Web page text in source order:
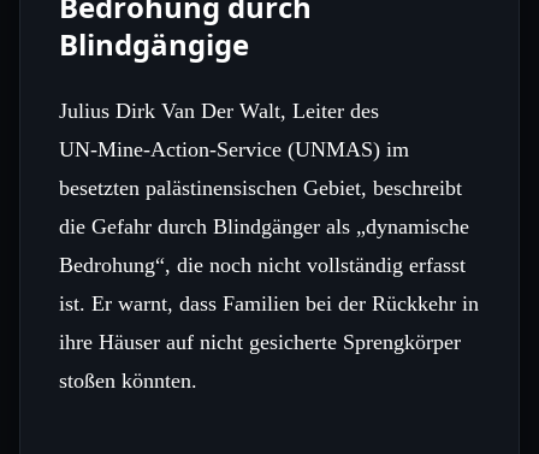
Blindgängige
Julius Dirk Van Der Walt, Leiter des
UN‑Mine‑Action‑Service (UNMAS) im
besetzten palästinensischen Gebiet, beschreibt
die Gefahr durch Blindgänger als „dynamische
Bedrohung“, die noch nicht vollständig erfasst
ist. Er warnt, dass Familien bei der Rückkehr in
ihre Häuser auf nicht gesicherte Sprengkörper
stoßen könnten.